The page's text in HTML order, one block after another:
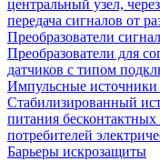
центральный узел,
передача сигналов от
Преобразователи
Преобразователи для
датчиков с типом
Импульсные источники
Стабилизированный
питания
потребителей
Барьеры искрозащиты